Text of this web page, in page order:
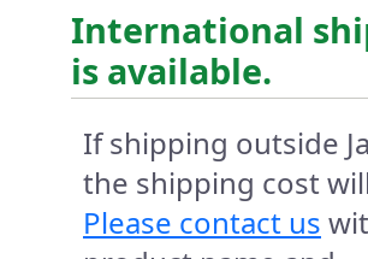
International
is available.
If shipping outside
the shipping cost
Please contact us